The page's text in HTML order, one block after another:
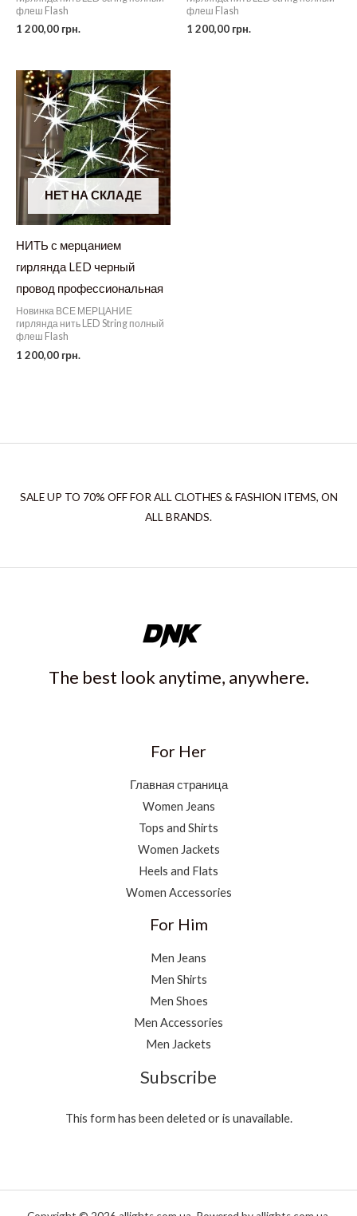
флеш Flash
1 200,00 грн.
флеш Flash
1 200,00 грн.
НЕТ НА СКЛАДЕ
НИТЬ с мерцанием
гирлянда LED черный
провод профессиональная
Новинка ВСЕ МЕРЦАНИЕ
гирлянда нить LED String полный
флеш Flash
1 200,00 грн.
SALE UP TO 70% OFF FOR ALL CLOTHES & FASHION ITEMS, ON
ALL BRANDS.
The best look anytime, anywhere.
For Her
Главная страница
Women Jeans
Tops and Shirts
Women Jackets
Heels and Flats
Women Accessories
For Him
Men Jeans
Men Shirts
Men Shoes
Men Accessories
Men Jackets
Subscribe
This form has been deleted or is unavailable.